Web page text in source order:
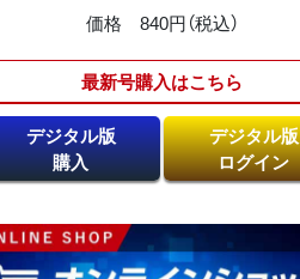
価格 840円（税込）
最新号購入はこちら​
デジタル版
購入
デジタル版
ログイン